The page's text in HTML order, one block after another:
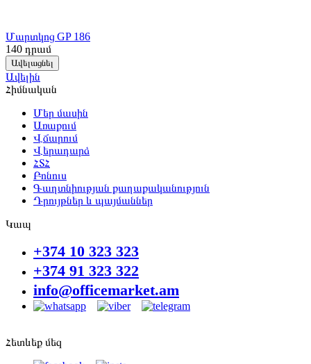
Մարտկոց GP 186
140 դրամ
Ավելացնել
Ավելին
Հիմնական
Մեր մասին
Առաքում
Վճարում
Վերադարձ
ՀՏՀ
Բոնուս
Գաղտնիության քաղաքականություն
Դրույթներ և պայմաններ
Կապ
+374 10 323 323
+374 91 323 322
info@officemarket.am
Հետևեք մեզ